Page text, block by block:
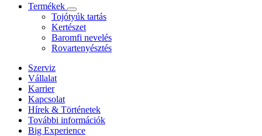
Termékek
Tojótyúk tartás
Kertészet
Baromfi nevelés
Rovartenyésztés
Szerviz
Vállalat
Karrier
Kapcsolat
Hírek & Történetek
További információk
Big Experience